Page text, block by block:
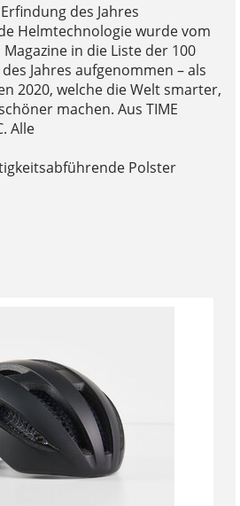
des Jahres
Helmtechnologie wurde vom
in die Liste der 100
Jahres aufgenommen – als
2020, welche die Welt smarter,
machen. Aus TIME
Alle
Polster